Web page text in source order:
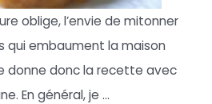
oblige, l’envie de mitonner
qui embaument la maison
donne donc la recette avec
En général, je ...